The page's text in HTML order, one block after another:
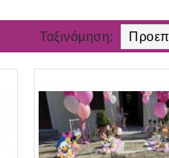
Ταξινόμηση: